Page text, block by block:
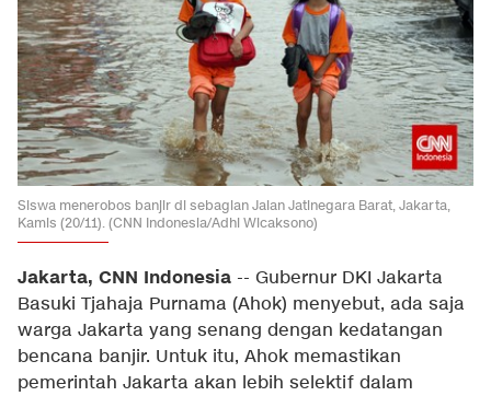
Siswa menerobos banjir di sebagian Jalan Jatinegara Barat, Jakarta,
Kamis (20/11). (CNN Indonesia/Adhi Wicaksono)
Jakarta, CNN Indonesia -- Gubernur DKI Jakarta
Basuki Tjahaja Purnama (Ahok) menyebut, ada saja
warga Jakarta yang senang dengan kedatangan
bencana banjir. Untuk itu, Ahok memastikan
pemerintah Jakarta akan lebih selektif dalam